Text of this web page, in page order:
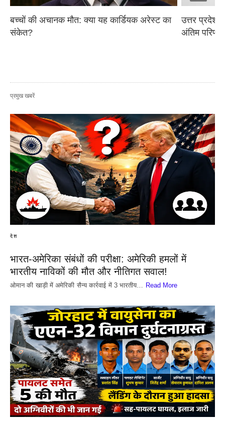
बच्चों की अचानक मौत: क्या यह कार्डियक अरेस्ट का
संकेत?
उत्तर प्रदेश
अंतिम
प्रमुख खबरें
देश
भारत-अमेरिका संबंधों की परीक्षा: अमेरिकी हमलों में
भारतीय नाविकों की मौत और नीतिगत सवाल!
​ओमान की खाड़ी में अमेरिकी सैन्य कार्रवाई में 3 भारतीय… Read More